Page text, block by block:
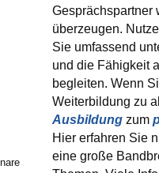
Gesprächspartner
überzeugen.
Sie umfassend
und die Fähigkeit
begleiten. Wenn
Weiterbildung zu
Ausbildung zum
Hier erfahren Sie
eine große